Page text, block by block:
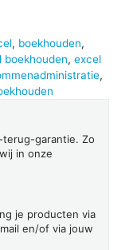
, boekhouden,
boekhouden, excel
,
garantie. Zo
in onze
je producten via
en/of via jouw